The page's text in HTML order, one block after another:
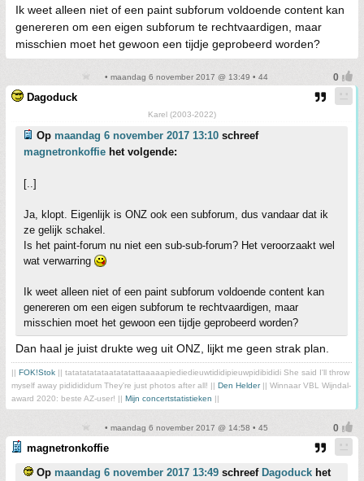
Ik weet alleen niet of een paint subforum voldoende content kan
genereren om een eigen subforum te rechtvaardigen, maar
misschien moet het gewoon een tijdje geprobeerd worden?
• maandag 6 november 2017 @ 13:49 • 44
Dagoduck
Karel (2003-2022)
Op maandag 6 november 2017 13:10 schreef
magnetronkoffie het volgende:
[..]
Ja, klopt. Eigenlijk is ONZ ook een subforum, dus vandaar dat ik
ze gelijk schakel.
Is het paint-forum nu niet een sub-sub-forum? Het veroorzaakt wel
wat verwarring
Ik weet alleen niet of een paint subforum voldoende content kan
genereren om een eigen subforum te rechtvaardigen, maar
misschien moet het gewoon een tijdje geprobeerd worden?
Dan haal je juist drukte weg uit ONZ, lijkt me geen strak plan.
|| FOK!Stok || tatatatatataatatatattaaaaapiediedieuwtididipieuwpidibididi She said I'll throw
myself away pididididum They're just photos after all! || Den Helder|| Winnaar VBL Wijndal-
award 2020: beste AZ-user! || Mijn concertstatistieken ||
• maandag 6 november 2017 @ 14:58 • 45
magnetronkoffie
Op maandag 6 november 2017 13:49 schreef Dagoduck het